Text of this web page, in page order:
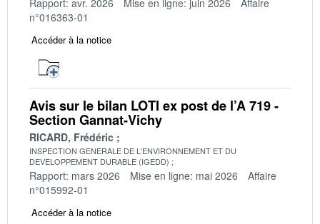
n°016363-01
Accéder à la notice
Avis sur le bilan LOTI ex post de l’A 719 -
Section Gannat-Vichy
RICARD, Frédéric
INSPECTION GENERALE DE L'ENVIRONNEMENT ET DU
DEVELOPPEMENT DURABLE (IGEDD)
Rapport: mars 2026 Mise en ligne: mai 2026
Affaire
n°015992-01
Accéder à la notice